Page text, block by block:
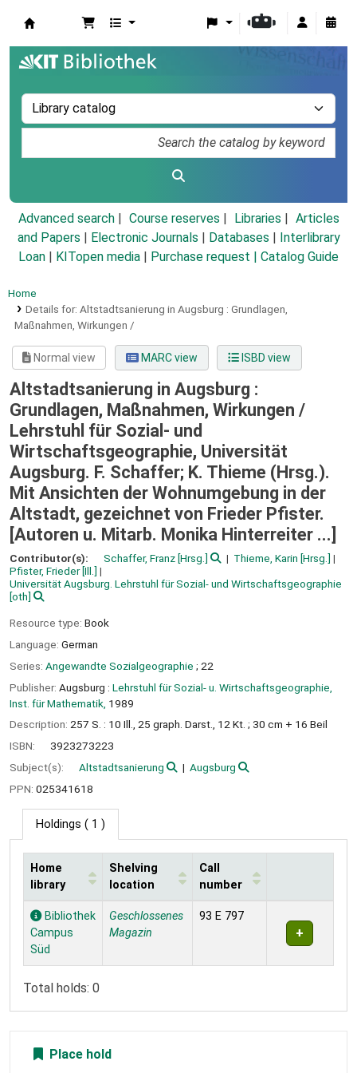
Advanced search Course reserves Libraries
Articles
and Papers
Electronic Journals Databases
Interlibrary
Loan
KITopen media Purchase request | Catalog Guide
Home
Details for: Altstadtsanierung in Augsburg : Grundlagen,
Maßnahmen, Wirkungen /
Normal view MARC view ISBD view
Altstadtsanierung in Augsburg :
Grundlagen, Maßnahmen, Wirkungen /
Lehrstuhl für Sozial- und
Wirtschaftsgeographie, Universität
Augsburg. F. Schaffer; K. Thieme (Hrsg.).
Mit Ansichten der Wohnumgebung in der
Altstadt, gezeichnet von Frieder Pfister.
[Autoren u. Mitarb. Monika Hinterreiter ...]
Contributor(s): Schaffer, Franz [Hrsg.] Thieme, Karin [Hrsg.]
Pfister, Frieder[Ill.]
Universität Augsburg. Lehrstuhl für Sozial- und Wirtschaftsgeographie
[oth]
Resource type: Book
Language: German
Series: Angewandte Sozialgeographie ; 22
Publisher: Augsburg : Lehrstuhl für Sozial- u. Wirtschaftsgeographie,
Inst. für Mathematik, 1989
Description: 257 S. : 10 Ill., 25 graph. Darst., 12 Kt. ; 30 cm + 16 Beil
ISBN:
3923273223
Subject(s):
Altstadtsanierung
Augsburg
PPN: 025341618
Holdings ( 1 )
Holdings
Home
library
Shelving
location
Call
number
Bibliothek
Campus
Süd
Geschlossenes
Magazin
93 E 797
Total holds: 0
Place hold